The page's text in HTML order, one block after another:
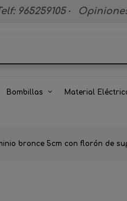
965259105 ·
Bombillas Material
bronce 5cm con florón de